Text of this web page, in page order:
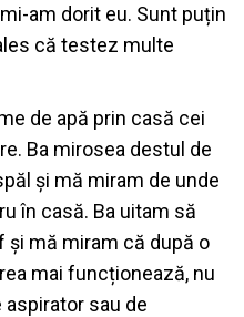
am dorit eu. Sunt puțin
că testez multe
de apă prin casă cei
Ba mirosea destul de
și mă miram de unde
în casă. Ba uitam să
și mă miram că după o
mai funcționează, nu
aspirator sau de